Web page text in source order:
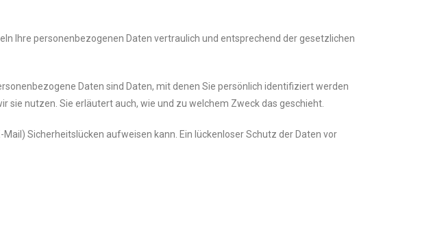
Ihre personenbezogenen Daten vertraulich und entsprechend der gesetzlichen
Daten sind Daten, mit denen Sie persönlich identifiziert werden
nutzen. Sie erläutert auch, wie und zu welchem Zweck das geschieht.
Sicherheitslücken aufweisen kann. Ein lückenloser Schutz der Daten vor